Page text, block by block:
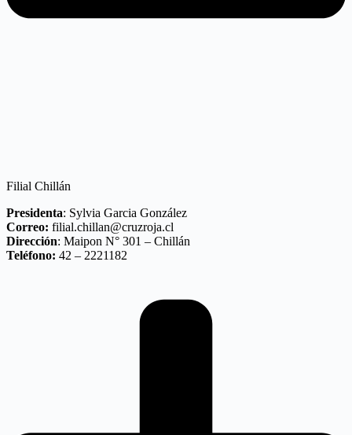
Filial Chillán
Presidenta: Sylvia Garcia González
Correo: filial.chillan@cruzroja.cl
Dirección: Maipon N° 301 – Chillán
Teléfono: 42 – 2221182